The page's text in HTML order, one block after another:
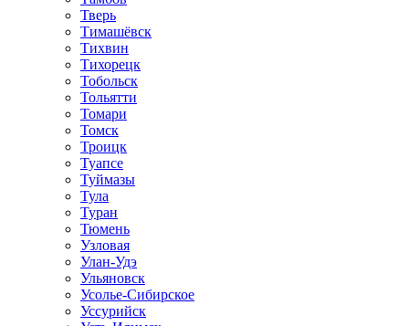
Тверь
Тимашёвск
Тихвин
Тихорецк
Тобольск
Тольятти
Томари
Томск
Троицк
Туапсе
Туймазы
Тула
Туран
Тюмень
Узловая
Улан-Удэ
Ульяновск
Усолье-Сибирское
Уссурийск